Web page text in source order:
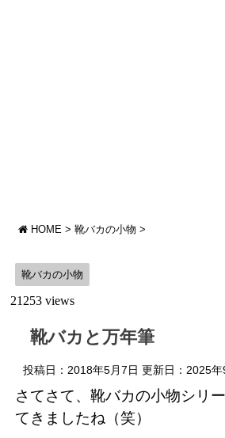
HOME > 靴バカの小物 >
靴バカの小物
21253 views
靴バカと万年筆
投稿日：2018年5月7日 更新日： 2025年
さてさて、靴バカの小物シリ
てきましたね（笑）